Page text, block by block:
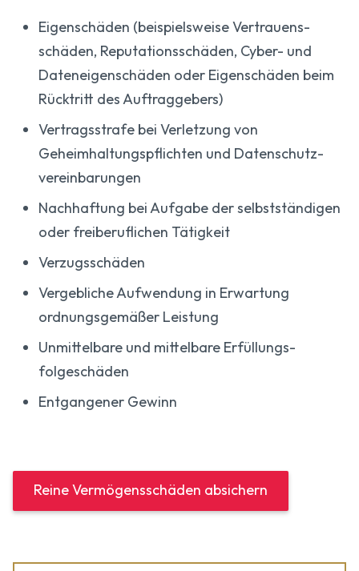
Eigenschäden (beispielsweise Vertrauens­
schäden, Reputations­schäden, Cyber- und
Dateneigen­schäden oder Eigenschäden beim
Rücktritt des Auftraggebers)
Vertragsstrafe bei Verletzung von
Geheimhaltungs­pflichten und Datenschutz­
vereinbarungen
Nachhaftung bei Aufgabe der selbstständigen
oder freiberuflichen Tätigkeit
Verzugsschäden
Vergebliche Aufwendung in Erwartung
ordnungsgemäßer Leistung
Unmittelbare und mittelbare Erfüllungs­
folgeschäden
Entgangener Gewinn
Reine Vermögensschäden absichern